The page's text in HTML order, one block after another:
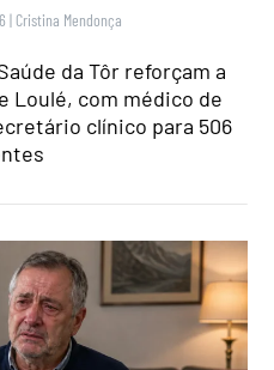
| Cristina Mendonça
da Tôr reforçam a
Loulé, com médico de
clínico para 506